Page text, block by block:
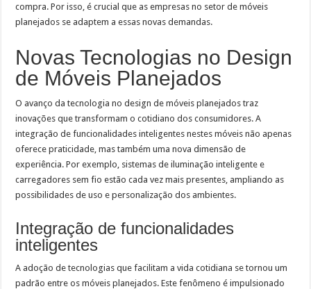
compra. Por isso, é crucial que as empresas no setor de móveis
planejados se adaptem a essas novas demandas.
Novas Tecnologias no Design
de Móveis Planejados
O avanço da tecnologia no design de móveis planejados traz
inovações que transformam o cotidiano dos consumidores. A
integração de funcionalidades inteligentes nestes móveis não apenas
oferece praticidade, mas também uma nova dimensão de
experiência. Por exemplo, sistemas de iluminação inteligente e
carregadores sem fio estão cada vez mais presentes, ampliando as
possibilidades de uso e personalização dos ambientes.
Integração de funcionalidades
inteligentes
A adoção de tecnologias que facilitam a vida cotidiana se tornou um
padrão entre os móveis planejados. Este fenômeno é impulsionado